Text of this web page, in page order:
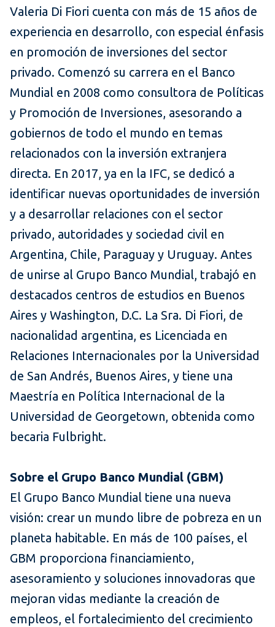
Valeria Di Fiori cuenta con más de 15 años de
experiencia en desarrollo, con especial énfasis
en promoción de inversiones del sector
privado. Comenzó su carrera en el Banco
Mundial en 2008 como consultora de Políticas
y Promoción de Inversiones, asesorando a
gobiernos de todo el mundo en temas
relacionados con la inversión extranjera
directa. En 2017, ya en la IFC, se dedicó a
identificar nuevas oportunidades de inversión
y a desarrollar relaciones con el sector
privado, autoridades y sociedad civil en
Argentina, Chile, Paraguay y Uruguay. Antes
de unirse al Grupo Banco Mundial, trabajó en
destacados centros de estudios en Buenos
Aires y Washington, D.C. La Sra. Di Fiori, de
nacionalidad argentina, es Licenciada en
Relaciones Internacionales por la Universidad
de San Andrés, Buenos Aires, y tiene una
Maestría en Política Internacional de la
Universidad de Georgetown, obtenida como
becaria Fulbright.
Sobre el Grupo Banco Mundial (GBM)
El Grupo Banco Mundial tiene una nueva
visión: crear un mundo libre de pobreza en un
planeta habitable. En más de 100 países, el
GBM proporciona financiamiento,
asesoramiento y soluciones innovadoras que
mejoran vidas mediante la creación de
empleos, el fortalecimiento del crecimiento